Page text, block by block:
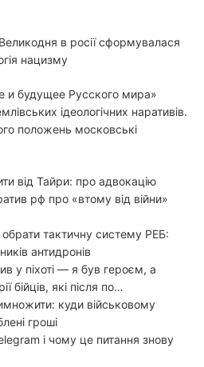
в росії сформувалася
нацизму
и будущее Русского мира»
ідеологічних наративів.
положень московські
від Тайри: про адвокацію
рф про «втому від війни»
тактичну систему РЕБ:
антидронів
у піхоті — я був героєм, а
бійців, які після по…
куди військовому
гроші
і чому це питання знову